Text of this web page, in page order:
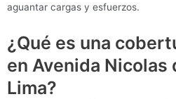
aguantar cargas y esfuerzos.
¿Qué es una
en Avenida Nicolas
Lima?